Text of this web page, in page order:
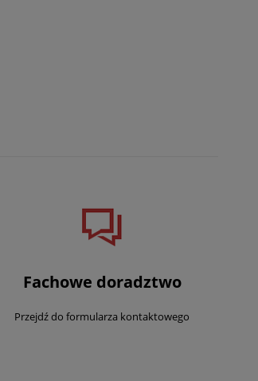
Fachowe doradztwo
Przejdź do formularza kontaktowego